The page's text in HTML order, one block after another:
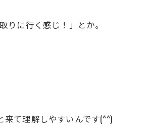
りに行く感じ！」とか。
て理解しやすいんです(^^)